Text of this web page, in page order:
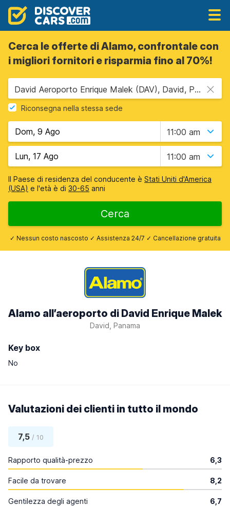
Cerca le offerte di Alamo, confrontale con
i migliori fornitori e risparmia fino al 70%!
David Aeroporto Enrique Malek (DAV), David, Panama
Riconsegna nella stessa sede
11:00 am
11:00 am
Il Paese di residenza del conducente è Stati Uniti d'America
(USA) e l'età è di 30-65 anni
Cerca
✓ Nessun costo nascosto ✓ Assistenza 24/7 ✓ Cancellazione gratuita
Alamo all’aeroporto di David Enrique Malek
David, Panama
Key box
No
Valutazioni dei clienti in tutto il mondo
7,5 / 10
Rapporto qualità-prezzo 6,3
Facile da trovare 8,2
Gentilezza degli agenti 6,7